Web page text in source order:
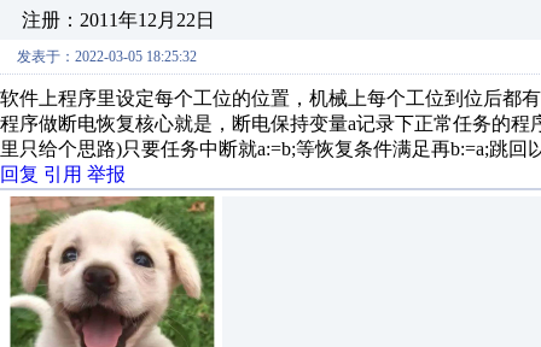
注册：2011年12月22日
发表于：2022-03-05 18:25:32
软件上程序里设定每个工位的位置，机械上每个工位到位后都
程序做断电恢复核心就是，断电保持变量a记录下正常任务的
里只给个思路)只要任务中断就a:=b;等恢复条件满足再b:=a;跳回
回复 引用 举报